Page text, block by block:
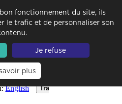
fonctionnement du site, ils
le trafic et de personnaliser son
Je refuse
plus